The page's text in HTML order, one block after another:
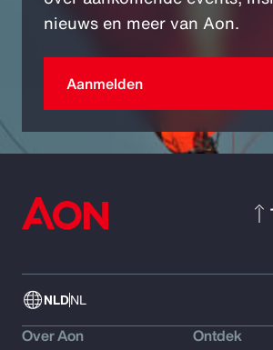
nieuws en meer van Aon.
Aanmelden
NLDNL
Over Aon
Ontdek